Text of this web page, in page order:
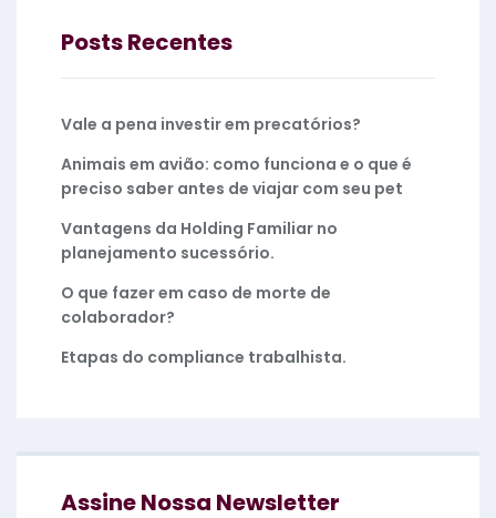
Posts Recentes
Vale a pena investir em precatórios?
Animais em avião: como funciona e o que é
preciso saber antes de viajar com seu pet
Vantagens da Holding Familiar no
planejamento sucessório.
O que fazer em caso de morte de
colaborador?
Etapas do compliance trabalhista.
Assine Nossa Newsletter